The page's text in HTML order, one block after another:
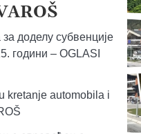
доделу субвенције
години – OGLASI
kretanje automobila i